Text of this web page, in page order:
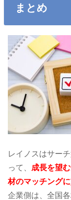
まとめ
レイノスはサー
って、 成長を望
材のマッチング
企業側は、全国